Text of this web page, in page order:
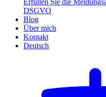
Erfüllen Sie die
DSGVO
Blog
Über mich
Kontakt
Deutsch